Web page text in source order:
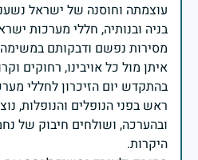
עוצמתה וחוסנה של ישראל
בניה ובנותיה, חללי מערכות
מסירות נפשם ודבקותם
בהתקדש יום הזיכרון לחללי
ראש בפני הנופלים והנופלות,
ובהערכה, ושולחים חיבוק של